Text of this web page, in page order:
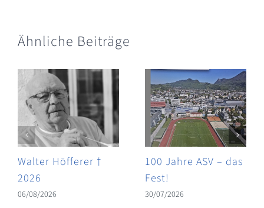
Ähnliche Beiträge
Walter Höfferer †
2026
06/08/2026
100 Jahre ASV – das
Fest!
30/07/2026